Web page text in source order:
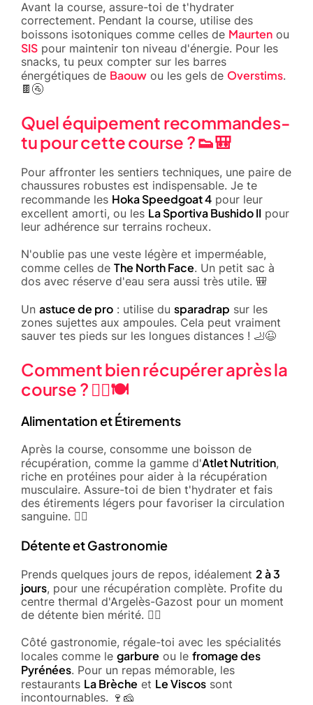
Avant la course, assure-toi de t'hydrater
correctement. Pendant la course, utilise des
boissons isotoniques comme celles de Maurten ou
SIS pour maintenir ton niveau d'énergie. Pour les
snacks, tu peux compter sur les barres
énergétiques de Baouw ou les gels de Overstims.
🍫🚰
Quel équipement recommandes-
tu pour cette course ? 👟🎒
Pour affronter les sentiers techniques, une paire de
chaussures robustes est indispensable. Je te
recommande les Hoka Speedgoat 4 pour leur
excellent amorti, ou les La Sportiva Bushido II pour
leur adhérence sur terrains rocheux.
N'oublie pas une veste légère et imperméable,
comme celles de The North Face. Un petit sac à
dos avec réserve d'eau sera aussi très utile. 🎒
Un astuce de pro : utilise du sparadrap sur les
zones sujettes aux ampoules. Cela peut vraiment
sauver tes pieds sur les longues distances ! 🦶😉
Comment bien récupérer après la
course ? 🧘‍♂️🍽️
Alimentation et Étirements
Après la course, consomme une boisson de
récupération, comme la gamme d'Atlet Nutrition,
riche en protéines pour aider à la récupération
musculaire. Assure-toi de bien t'hydrater et fais
des étirements légers pour favoriser la circulation
sanguine. 🤸‍♀️
Détente et Gastronomie
Prends quelques jours de repos, idéalement 2 à 3
jours, pour une récupération complète. Profite du
centre thermal d'Argelès-Gazost pour un moment
de détente bien mérité. 💆‍♂️
Côté gastronomie, régale-toi avec les spécialités
locales comme le garbure ou le fromage des
Pyrénées. Pour un repas mémorable, les
restaurants La Brèche et Le Viscos sont
incontournables. 🍷🧀